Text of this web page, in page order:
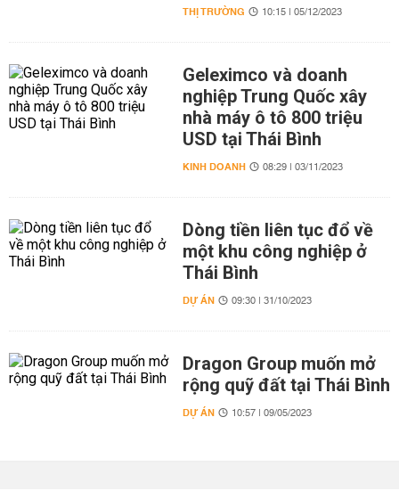
THỊ TRƯỜNG 10:15 | 05/12/2023
Geleximco và doanh
nghiệp Trung Quốc xây
nhà máy ô tô 800 triệu
USD tại Thái Bình
KINH DOANH 08:29 | 03/11/2023
Dòng tiền liên tục đổ về
một khu công nghiệp ở
Thái Bình
DỰ ÁN 09:30 | 31/10/2023
Dragon Group muốn mở
rộng quỹ đất tại Thái Bình
DỰ ÁN 10:57 | 09/05/2023